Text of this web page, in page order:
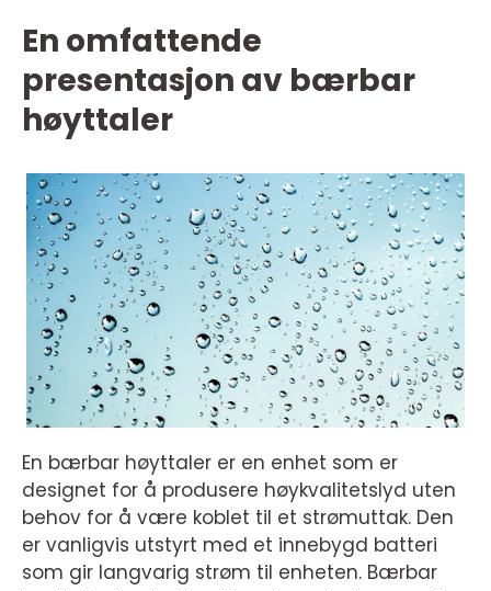
En omfattende
presentasjon av bærbar
høyttaler
En bærbar høyttaler er en enhet som er
designet for å produsere høykvalitetslyd uten
behov for å være koblet til et strømuttak. Den
er vanligvis utstyrt med et innebygd batteri
som gir langvarig strøm til enheten. Bærbar